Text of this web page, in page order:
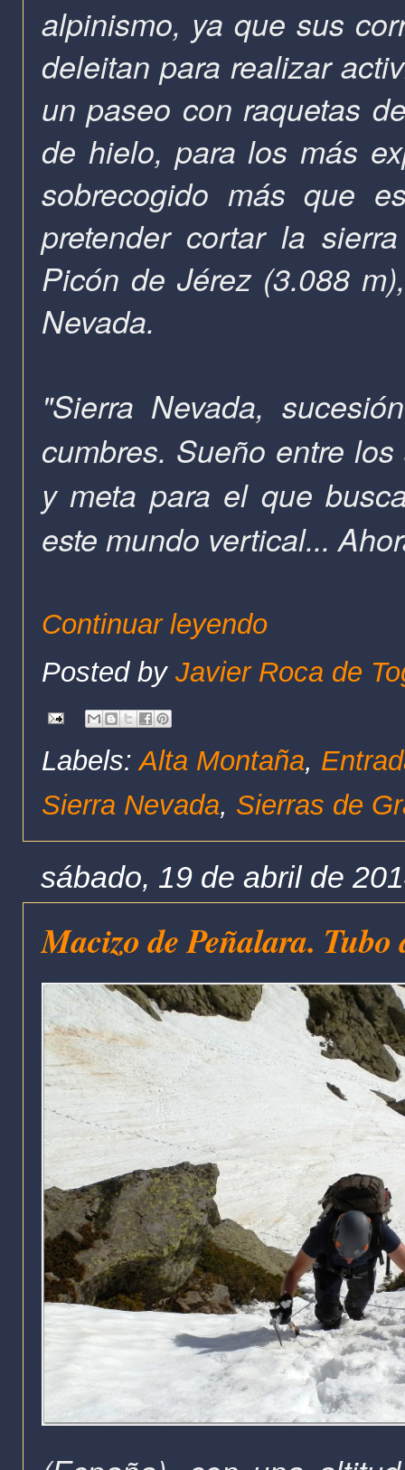
alpinismo, ya que sus
deleitan para realizar
un paseo con raquetas
de hielo, para los más
sobrecogido más que
pretender cortarla sierra
Picón de Jérez (3.088
Nevada.
"Sierra Nevada,
cumbres. Sueño entre
y meta para el que
este mundo vertical...
Continuar leyendo
Posted by Javier Roca de
Labels:Alta Montaña,
Sierra Nevada, Sierras de
sábado, 19 de abril de
Macizo de Peñalara.